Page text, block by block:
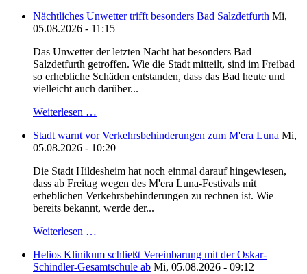
Nächtliches Unwetter trifft besonders Bad Salzdetfurth Mi,
05.08.2026 - 11:15
Das Unwetter der letzten Nacht hat besonders Bad
Salzdetfurth getroffen. Wie die Stadt mitteilt, sind im Freibad
so erhebliche Schäden entstanden, dass das Bad heute und
vielleicht auch darüber...
Weiterlesen …
Stadt warnt vor Verkehrsbehinderungen zum M'era Luna Mi,
05.08.2026 - 10:20
Die Stadt Hildesheim hat noch einmal darauf hingewiesen,
dass ab Freitag wegen des M'era Luna-Festivals mit
erheblichen Verkehrsbehinderungen zu rechnen ist. Wie
bereits bekannt, werde der...
Weiterlesen …
Helios Klinikum schließt Vereinbarung mit der Oskar-
Schindler-Gesamtschule ab Mi, 05.08.2026 - 09:12